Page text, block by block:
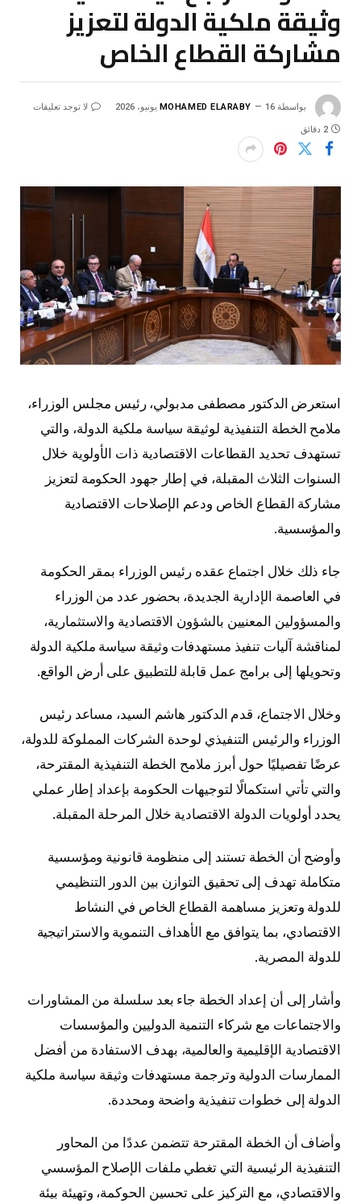
وثيقة ملكية الدولة لتعزيز
مشاركة القطاع الخاص
بواسطة MOHAMED ELARABY 16 يونيو، 2026 لا توجد تعليقات
2 دقائق
استعرض الدكتور مصطفى مدبولي، رئيس مجلس الوزراء،
ملامح الخطة التنفيذية لوثيقة سياسة ملكية الدولة، والتي
تستهدف تحديد القطاعات الاقتصادية ذات الأولوية خلال
السنوات الثلاث المقبلة، في إطار جهود الحكومة لتعزيز
مشاركة القطاع الخاص ودعم الإصلاحات الاقتصادية
والمؤسسية.
جاء ذلك خلال اجتماع عقده رئيس الوزراء بمقر الحكومة
في العاصمة الإدارية الجديدة، بحضور عدد من الوزراء
والمسؤولين المعنيين بالشؤون الاقتصادية والاستثمارية،
لمناقشة آليات تنفيذ مستهدفات وثيقة سياسة ملكية الدولة
وتحويلها إلى برامج عمل قابلة للتطبيق على أرض الواقع.
وخلال الاجتماع، قدم الدكتور هاشم السيد، مساعد رئيس
الوزراء والرئيس التنفيذي لوحدة الشركات المملوكة للدولة،
عرضًا تفصيليًا حول أبرز ملامح الخطة التنفيذية المقترحة،
والتي تأتي استكمالًا لتوجيهات الحكومة بإعداد إطار عملي
يحدد أولويات الدولة الاقتصادية خلال المرحلة المقبلة.
وأوضح أن الخطة تستند إلى منظومة قانونية ومؤسسية
متكاملة تهدف إلى تحقيق التوازن بين الدور التنظيمي
للدولة وتعزيز مساهمة القطاع الخاص في النشاط
الاقتصادي، بما يتوافق مع الأهداف التنموية والاستراتيجية
للدولة المصرية.
وأشار إلى أن إعداد الخطة جاء بعد سلسلة من المشاورات
والاجتماعات مع شركاء التنمية الدوليين والمؤسسات
الاقتصادية الإقليمية والعالمية، بهدف الاستفادة من أفضل
الممارسات الدولية وترجمة مستهدفات وثيقة سياسة ملكية
الدولة إلى خطوات تنفيذية واضحة ومحددة.
وأضاف أن الخطة المقترحة تتضمن عددًا من المحاور
التنفيذية الرئيسية التي تغطي ملفات الإصلاح المؤسسي
والاقتصادي، مع التركيز على تحسين الحوكمة، وتهيئة بيئة